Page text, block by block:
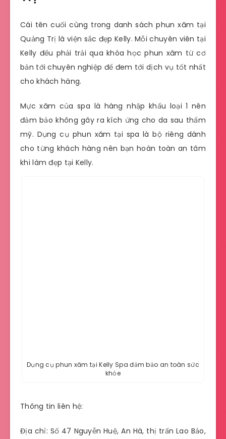
Cái tên cuối cùng trong danh sách phun xăm tại
Quảng Trị là viện sắc đẹp Kelly. Mỗi chuyên viên tại
Kelly đều phải trải qua khóa học phun xăm từ cơ
bản tới chuyên nghiệp để đem tới dịch vụ tốt nhất
cho khách hàng.
Mực xăm của spa là hàng nhập khẩu loại 1 nên
đảm bảo không gây ra kích ứng cho da sau thẩm
mỹ. Dụng cụ phun xăm tại spa là bộ riêng dành
cho từng khách hàng nên bạn hoàn toàn an tâm
khi làm đẹp tại Kelly.
Dụng cụ phun xăm tại Kelly Spa đảm bảo an toàn sức
khỏe
Thông tin liên hệ:
Địa chỉ: Số 47 Nguyễn Huệ, An Hà, thị trấn Lao Bảo,